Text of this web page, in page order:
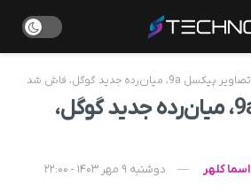
تصاویر پیکسل 9a، میان‌رده جدید گوگل، فاش شد
تصاویر پیکسل 9a، میان‌رده جدید گوگل،
اسما کلهر دوشنبه 9 مهر 1403 - 22:00